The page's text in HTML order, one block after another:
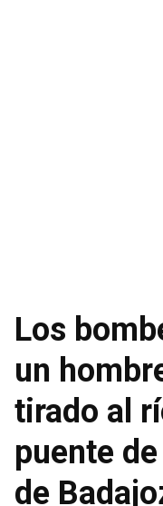
Los
un
tirado al
puente
de